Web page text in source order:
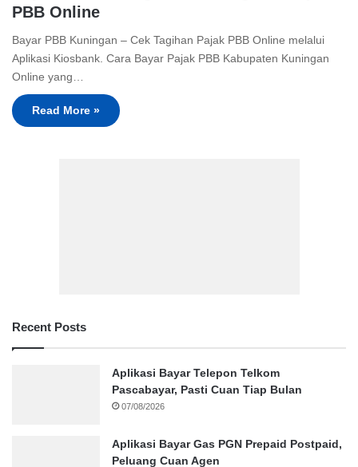
PBB Online
Bayar PBB Kuningan – Cek Tagihan Pajak PBB Online melalui
Aplikasi Kiosbank. Cara Bayar Pajak PBB Kabupaten Kuningan
Online yang…
Read More »
Recent Posts
Aplikasi Bayar Telepon Telkom
Pascabayar, Pasti Cuan Tiap Bulan
07/08/2026
Aplikasi Bayar Gas PGN Prepaid Postpaid,
Peluang Cuan Agen